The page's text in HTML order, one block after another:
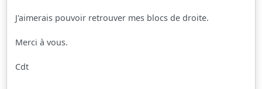
J'aimerais pouvoir retrouver mes blocs de droite.
Merci à vous.
Cdt